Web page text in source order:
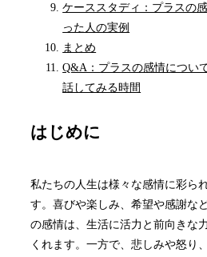
ケーススタディ：プラスの
った人の実例
まとめ
Q&A：プラスの感情につい
話してみる時間
はじめに
私たちの人生は様々な感情に彩ら
す。喜びや楽しみ、希望や感謝な
の感情は、生活に活力と前向きな
くれます。一方で、悲しみや怒り